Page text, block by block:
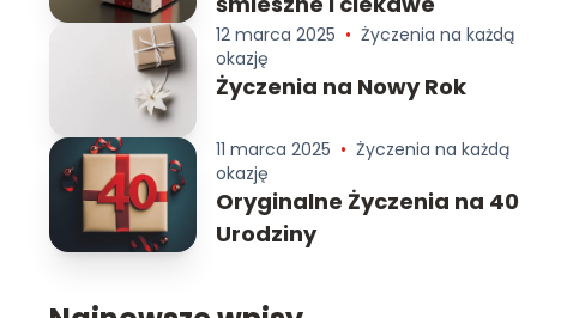
12 marca 2025 • Życzenia na każdą
okazję
Życzenia na Nowy Rok
11 marca 2025 • Życzenia na każdą
okazję
Oryginalne Życzenia na 40
Urodziny